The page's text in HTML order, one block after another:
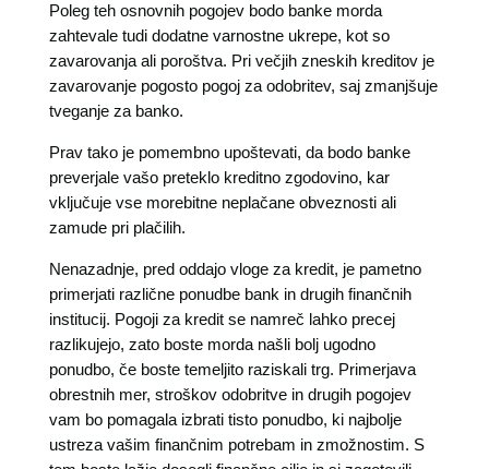
Poleg teh osnovnih pogojev bodo banke morda
zahtevale tudi dodatne varnostne ukrepe, kot so
zavarovanja ali poroštva. Pri večjih zneskih kreditov je
zavarovanje pogosto pogoj za odobritev, saj zmanjšuje
tveganje za banko.
Prav tako je pomembno upoštevati, da bodo banke
preverjale vašo preteklo kreditno zgodovino, kar
vključuje vse morebitne neplačane obveznosti ali
zamude pri plačilih.
Nenazadnje, pred oddajo vloge za kredit, je pametno
primerjati različne ponudbe bank in drugih finančnih
institucij. Pogoji za kredit se namreč lahko precej
razlikujejo, zato boste morda našli bolj ugodno
ponudbo, če boste temeljito raziskali trg. Primerjava
obrestnih mer, stroškov odobritve in drugih pogojev
vam bo pomagala izbrati tisto ponudbo, ki najbolje
ustreza vašim finančnim potrebam in zmožnostim. S